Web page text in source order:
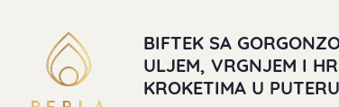
BIFTEK SA
ULJEM, VRGNJEM I
KROKETIMA U PUTERU